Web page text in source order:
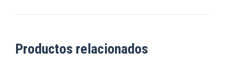
Productos relacionados